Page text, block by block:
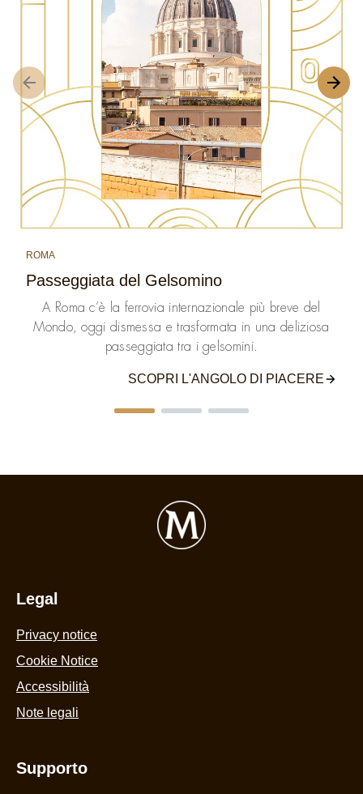
ROMA
Passeggiata del Gelsomino
A Roma c’è la ferrovia internazionale più breve del
Mondo, oggi dismessa e trasformata in una deliziosa
passeggiata tra i gelsomini.
SCOPRI L'ANGOLO DI PIACERE
Legal
Privacy notice
Cookie Settings
Cookie Notice
Accessibilità